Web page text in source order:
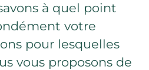
à quel point
votre
pour lesquelles
vous proposons de